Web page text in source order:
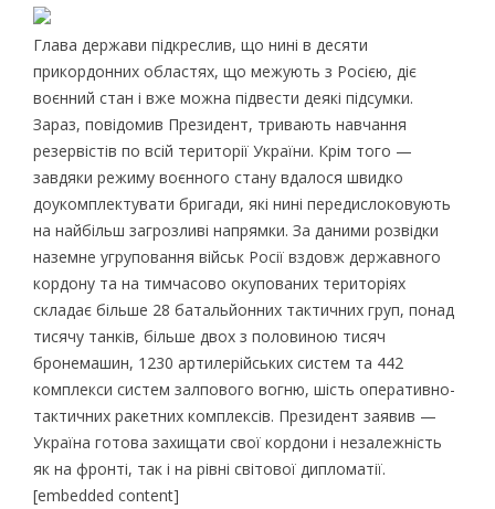
Глава держави підкреслив, що нині в десяти
прикордонних областях, що межують з Росією, діє
воєнний стан і вже можна підвести деякі підсумки.
Зараз, повідомив Президент, тривають навчання
резервістів по всій території України. Крім того —
завдяки режиму воєнного стану вдалося швидко
доукомплектувати бригади, які нині передислоковують
на найбільш загрозливі напрямки. За даними розвідки
наземне угруповання військ Росії вздовж державного
кордону та на тимчасово окупованих територіях
складає більше 28 батальйонних тактичних груп, понад
тисячу танків, більше двох з половиною тисяч
бронемашин, 1230 артилерійських систем та 442
комплекси систем залпового вогню, шість оперативно-
тактичних ракетних комплексів. Президент заявив —
Україна готова захищати свої кордони і незалежність
як на фронті, так і на рівні світової дипломатії.
[embedded content]